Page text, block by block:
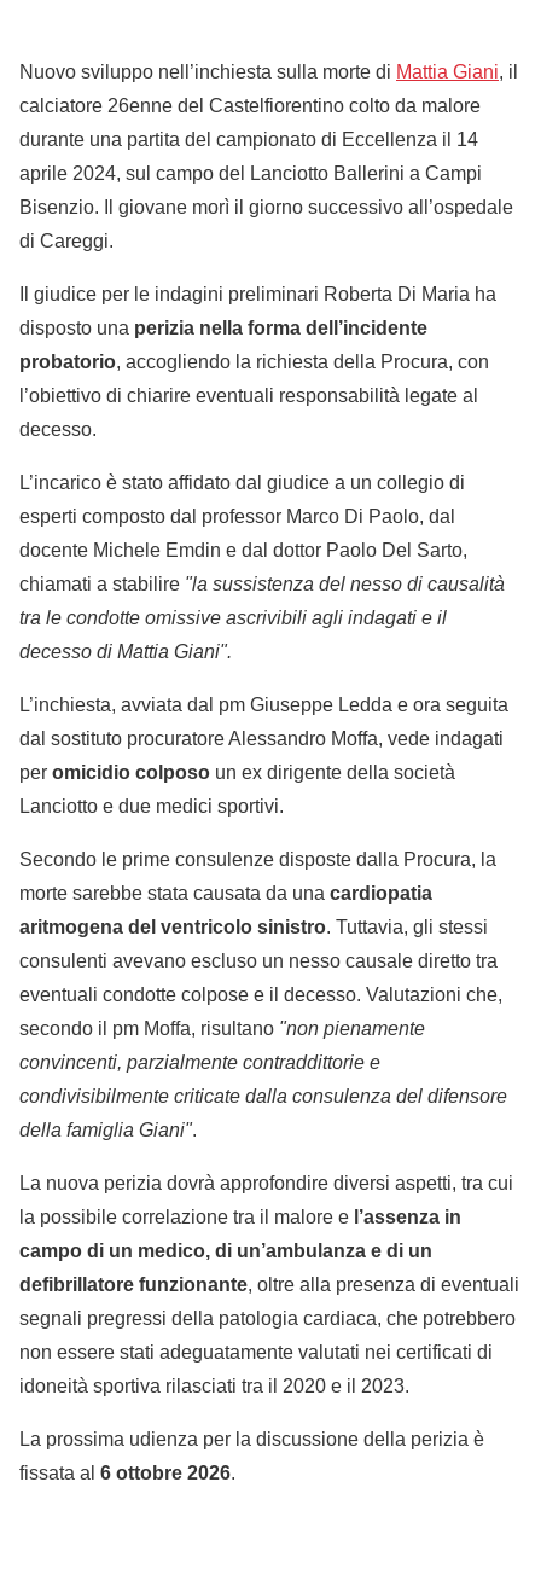
Nuovo sviluppo nell’inchiesta sulla morte di Mattia Giani, il
calciatore 26enne del Castelfiorentino colto da malore
durante una partita del campionato di Eccellenza il 14
aprile 2024, sul campo del Lanciotto Ballerini a Campi
Bisenzio. Il giovane morì il giorno successivo all’ospedale
di Careggi.
Il giudice per le indagini preliminari Roberta Di Maria ha
disposto una perizia nella forma dell’incidente
probatorio, accogliendo la richiesta della Procura, con
l’obiettivo di chiarire eventuali responsabilità legate al
decesso.
L’incarico è stato affidato dal giudice a un collegio di
esperti composto dal professor Marco Di Paolo, dal
docente Michele Emdin e dal dottor Paolo Del Sarto,
chiamati a stabilire "la sussistenza del nesso di causalità
tra le condotte omissive ascrivibili agli indagati e il
decesso di Mattia Giani".
L’inchiesta, avviata dal pm Giuseppe Ledda e ora seguita
dal sostituto procuratore Alessandro Moffa, vede indagati
per omicidio colposo un ex dirigente della società
Lanciotto e due medici sportivi.
Secondo le prime consulenze disposte dalla Procura, la
morte sarebbe stata causata da una cardiopatia
aritmogena del ventricolo sinistro. Tuttavia, gli stessi
consulenti avevano escluso un nesso causale diretto tra
eventuali condotte colpose e il decesso. Valutazioni che,
secondo il pm Moffa, risultano "non pienamente
convincenti, parzialmente contraddittorie e
condivisibilmente criticate dalla consulenza del difensore
della famiglia Giani".
La nuova perizia dovrà approfondire diversi aspetti, tra cui
la possibile correlazione tra il malore e l’assenza in
campo di un medico, di un’ambulanza e di un
defibrillatore funzionante, oltre alla presenza di eventuali
segnali pregressi della patologia cardiaca, che potrebbero
non essere stati adeguatamente valutati nei certificati di
idoneità sportiva rilasciati tra il 2020 e il 2023.
La prossima udienza per la discussione della perizia è
fissata al 6 ottobre 2026.